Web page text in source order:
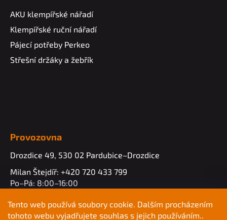
Tento web používá soubory cookie. Dalším procházením
tohoto webu vyjadřujete souhlas s jejich používáním..
AKU klempířské nářadí
Klempířské ruční nářadí
Pájecí potřeby Perkeo
Střešní držáky a žebřík
Provozovna
Drozdice 49, 530 02 Pardubice–Drozdice
Milan Štejdíř: +420 720 433 799
Po–Pá: 8:00–16:00
info@profimk.eu